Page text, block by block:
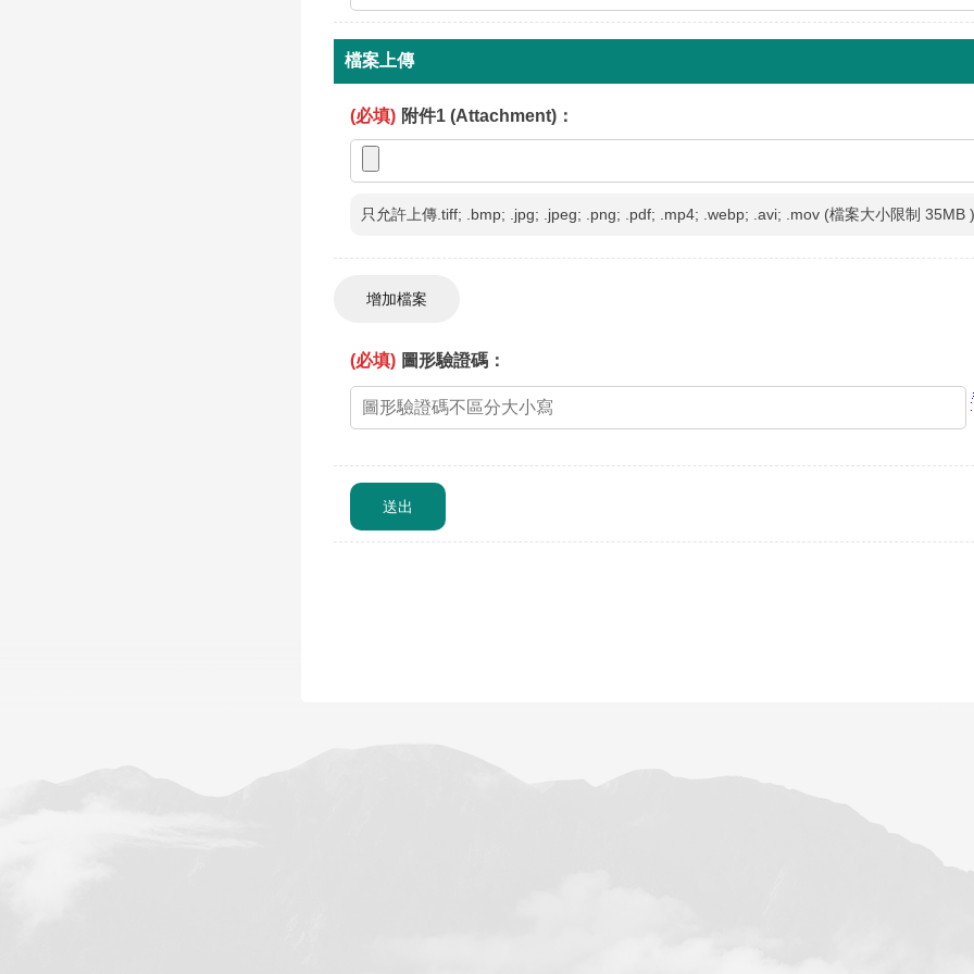
檔案上傳
(必填) 附件1 (Attachment)：
只允許上傳.tiff; .bmp; .jpg; .jpeg; .png; .pdf; .mp4; .webp; .avi; .mov (檔案大小限制 35MB )
(必填) 圖形驗證碼：